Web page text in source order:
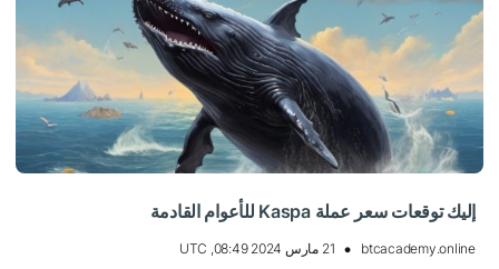
إليك توقعات سعر عملة Kaspa للأعوام القادمة
btcacademy.online 21 مارس 2024 08:49, UTC